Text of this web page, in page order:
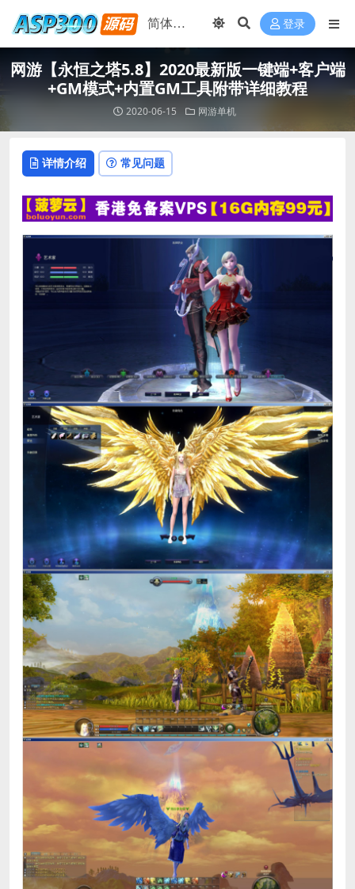
登录
网游【永恒之塔5.8】2020最新版一键端+客户端
+GM模式+内置GM工具附带详细教程
2020-06-15 网游单机
详情介绍 常见问题